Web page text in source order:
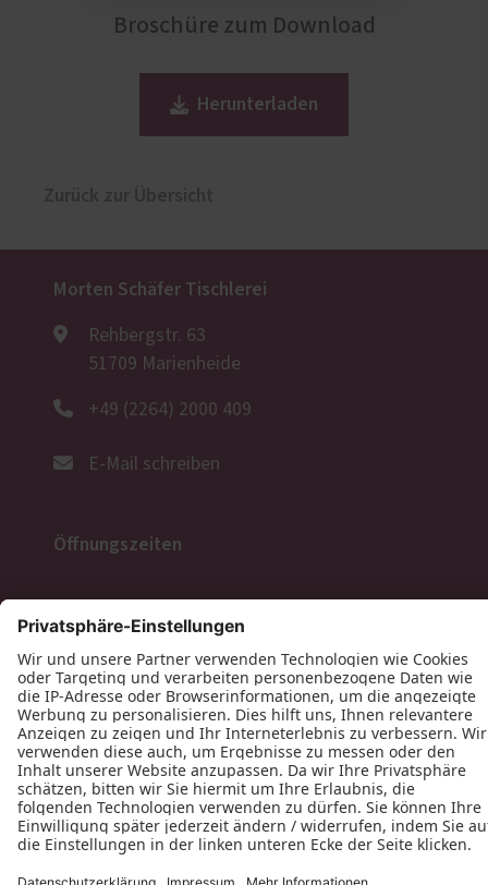
Broschüre zum Download
Herunterladen
Morten Schäfer Tischlerei
Rehbergstr. 63
51709 Marienheide
+49 (2264) 2000 409
E-Mail schreiben
Öffnungszeiten
Folgen Sie uns
Datenschutz